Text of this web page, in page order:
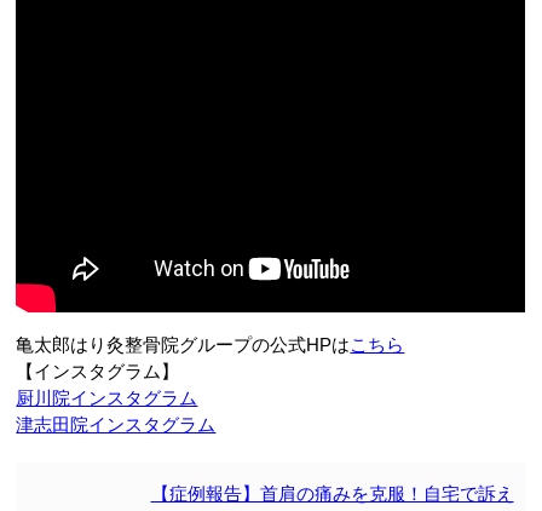
亀太郎はり灸整骨院グループの公式HPはこちら
【インスタグラム】
厨川院インスタグラム
津志田院インスタグラム
【症例報告】首肩の痛みを克服！自宅で訴え